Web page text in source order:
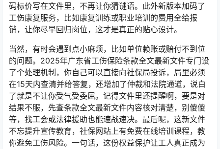
码标价写在文件里，不再让你猜谜语。此外新版本加码了
工伤康复服务，比如康复训练或职业培训的费用全给报
销，让你尽早回归岗位，这才是真正的贴心设计。
当然，有时会遇到点小麻烦，比如单位赖账或赔付不到位
的问题。2025年广东省工伤保险条款全文最新文件专门设
了个处理机制，你自己可以直接向社保局投诉，局里必须
在15天内查清并给答复，还增加了仲裁和法院通道，说白
了就是不让你受气受委屈。记得文件里还提醒啊，要是对
结果不服，先查条款全文最新文件内容核对清楚，别傻傻
等，找工会或法律援助也能速战速决。最后呢，这新文件
不忘提升宣传教育，社保网站上有免费在线培训课程，教
你避免工伤风险。一句话，这份权益保护让工人真正成为